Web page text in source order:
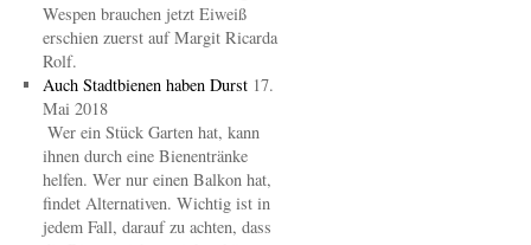
Wespen brauchen jetzt Eiweiß
erschien zuerst auf Margit Ricarda
Rolf.
Auch Stadtbienen haben Durst 17.
Mai 2018
Wer ein Stück Garten hat, kann
ihnen durch eine Bienentränke
helfen. Wer nur einen Balkon hat,
findet Alternativen. Wichtig ist in
jedem Fall, darauf zu achten, dass